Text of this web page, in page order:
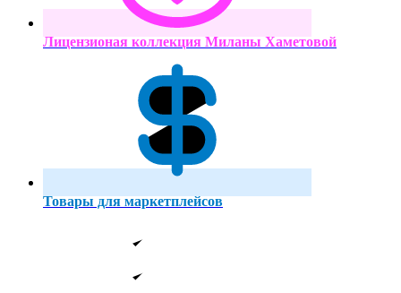
Лицензионая коллекция Миланы Хаметовой
Товары для маркетплейсов